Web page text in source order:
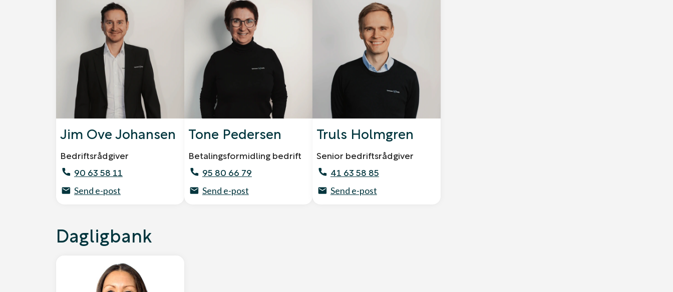
Jim Ove Johansen
Bedriftsrådgiver
90 63 58 11
Send e-post
Tone Pedersen
Betalingsformidling bedrift
95 80 66 79
Send e-post
Truls Holmgren
Senior bedriftsrådgiver
41 63 58 85
Send e-post
Dagligbank